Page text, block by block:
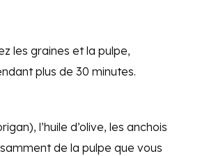
les graines et la pulpe,
plus de 30 minutes.
l’huile d’olive, les anchois
de la pulpe que vous